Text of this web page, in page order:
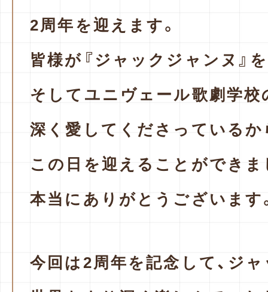
2周年を迎えます。
皆様が『ジャックジャンヌ』を
そしてユニヴェール歌劇学校
深く愛してくださっているか
この日を迎えることができま
本当にありがとうございます
今回は2周年を記念して、ジ